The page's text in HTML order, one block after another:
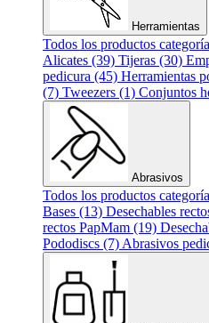
Herramientas
Todos los productos
Alicates (39) Tijeras (30)
pedicura (45) Herramientas
(7) Tweezers (1) Conjuntos
Abrasivos
Todos los productos
Bases (13) Desechables
rectos PapMam (19)
Pododiscs (7) Abrasivos